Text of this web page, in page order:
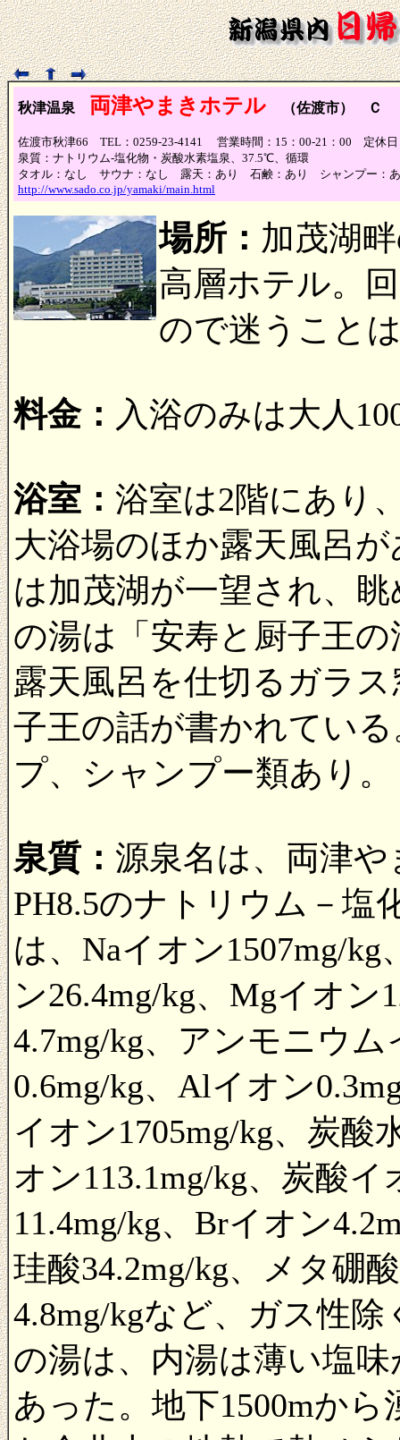
秋津温泉 両津やまきホテル （佐渡市） Ｃ
佐渡市秋津66 TEL：0259-23-4141 営業時間：15：00-21：00 定休日
泉質：ナトリウム-塩化物・炭酸水素塩泉、37.5℃、循環
タオル：なし サウナ：なし 露天：あり 石鹸：あり シャンプー：
http://www.sado.co.jp/yamaki/main.html
場所： 加茂湖
高層ホテル。
ので迷うこと
料金： 入浴のみは大人
浴室： 浴室は2階にあり
大浴場のほか露天風呂
は加茂湖が一望され、
の湯は「安寿と厨子王
露天風呂を仕切るガラ
子王の話が書かれてい
プ、シャンプー類あり。
泉質： 源泉名は、両津
PH8.5のナトリウム－塩
は、Naイオン1507mg/
ン26.4mg/kg、Mgイオン
4.7mg/kg、アンモニウ
0.6mg/kg、Alイオン
イオン1705mg/kg、炭酸
オン113.1mg/kg、炭酸
11.4mg/kg、Brイオン
珪酸34.2mg/kg、メタ硼
4.8mg/kgなど、ガス性除
の湯は、内湯は薄い塩
あった。地下1500mか